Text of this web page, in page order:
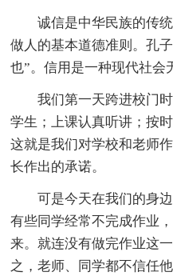
诚信是中华民族的传
做人的基本道德准则。孔
也”。信用是一种现代社会
我们第一天跨进校门
学生；上课认真听讲；按
这就是我们对学校和老师
长作出的承诺。
可是今天在我们的身
有些同学经常不完成作业
来。就连没有做完作业这
之，老师、同学都不信任